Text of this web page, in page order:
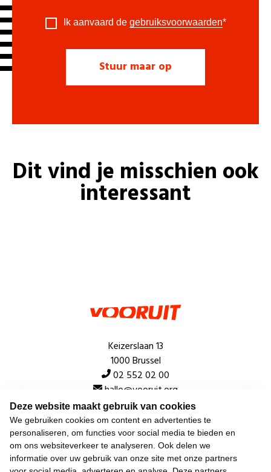
Deze website maakt gebruik van cookies
We gebruiken cookies om content en advertenties te
personaliseren, om functies voor social media te bieden en
om ons websiteverkeer te analyseren. Ook delen we
informatie over uw gebruik van onze site met onze partners
Ik aanvaard de gebruiksvoorwaarden*
Dit vind je misschien ook
interessant
Keizerslaan 13
1000 Brussel
02 552 02 00
hallo@vooruit.org
Snel
Over de beweging